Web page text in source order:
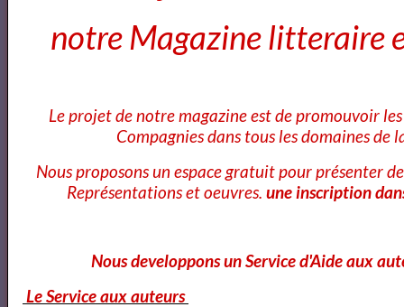
Théophile GAUTIER
À une robe rose - Théophile Gautier lu par Yvon Jean
notre Magazine litteraire
Le projet de notre magazine est de promouvoir
Compagnies dans tous les domaines de
Nous proposons un espace gratuit pour présenter
Représentations et oeuvres. une inscription
Nous developpons un Service d'Aide aux
Le Service aux auteurs